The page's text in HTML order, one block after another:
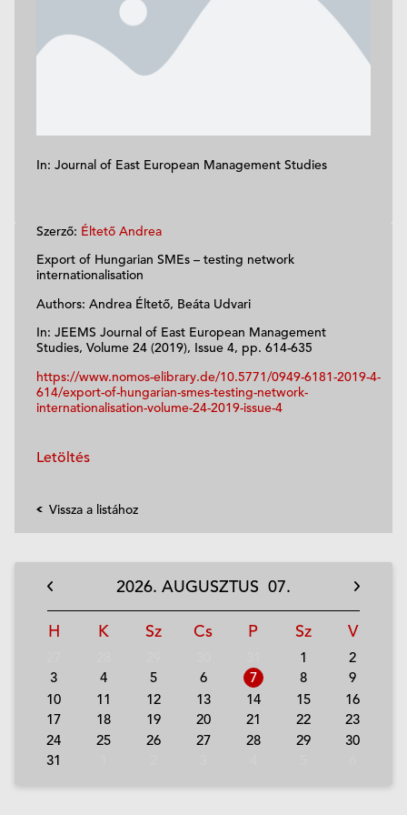
In: Journal of East European Management Studies
Szerző: Éltető Andrea
Export of Hungarian SMEs – testing network
internationalisation
Authors: Andrea Éltető, Beáta Udvari
In: JEEMS Journal of East European Management
Studies, Volume 24 (2019), Issue 4, pp. 614-635
https://www.nomos-elibrary.de/10.5771/0949-6181-2019-4-
614/export-of-hungarian-smes-testing-network-
internationalisation-volume-24-2019-issue-4
Letöltés
Vissza a listához
2026. AUGUSZTUS 07.
H K Sz Cs P Sz V
1
2
3
4 5 6 7 8
9
10
11 12 13 14 15
16
17
18 19 20 21 22
23
24
25 26 27 28 29
30
31